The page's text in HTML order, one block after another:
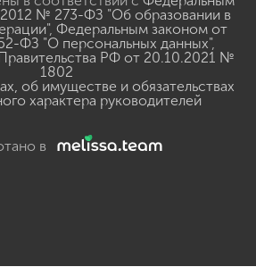
№ 273-ФЗ "Об образовании в
, Федеральным законом от
ФЗ "О персональных данных",
РФ от 20.10.2021 №
1802
об имуществе и обязательствах
характера руководителей
в